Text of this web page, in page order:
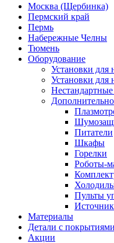
Москва (Щербинка)
Пермский край
Пермь
Набережные Челны
Тюмень
Оборудование
Установки для
Установки для
Питатели
Шкафы
Горелки
Роботы-
Пульты
Материалы
Детали с покрытиями
Акции